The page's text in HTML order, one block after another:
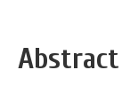
Abstract